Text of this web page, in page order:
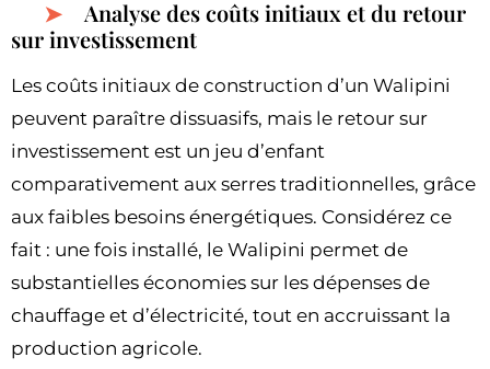
Analyse des coûts initiaux et du retour
sur investissement
Les coûts initiaux de construction d’un Walipini
peuvent paraître dissuasifs, mais le retour sur
investissement est un jeu d’enfant
comparativement aux serres traditionnelles, grâce
aux faibles besoins énergétiques. Considérez ce
fait : une fois installé, le Walipini permet de
substantielles économies sur les dépenses de
chauffage et d’électricité, tout en accruissant la
production agricole.